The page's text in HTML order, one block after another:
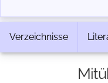
Verzeichnisse